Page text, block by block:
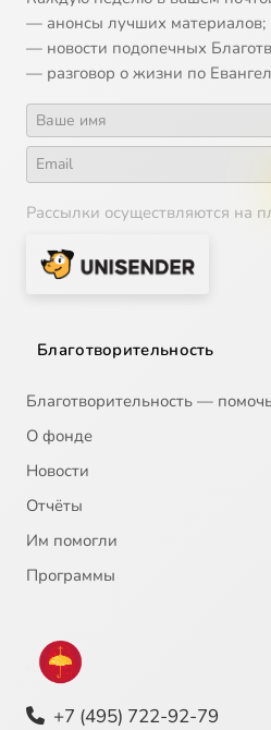
16 Velum Templi scissum est
17 Victimae paschali laudes
18 Visitatio sepulchri
— анонсы лучших материалов;
— новости подопечных
— разговор о жизни по
Рассылки осуществляются на
Благотворительность
Благотворительность —
О фонде
Новости
Отчёты
Им помогли
Программы
+7 (495) 722-92-79